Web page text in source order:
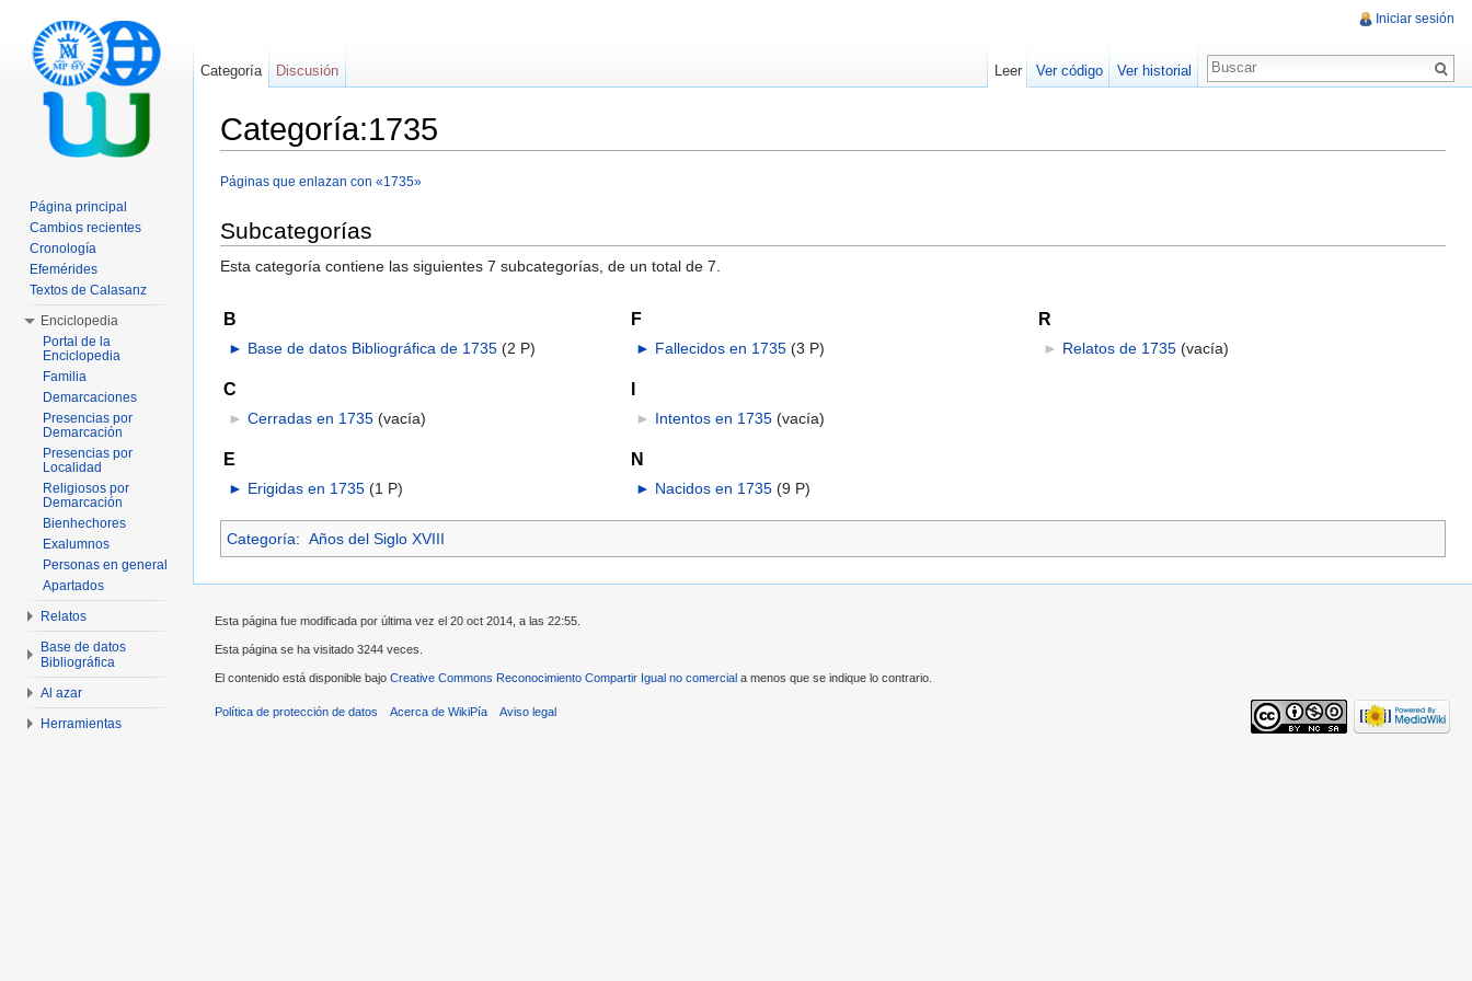
Categoría:1735
Páginas que enlazan con «1735»
Subcategorías
Esta categoría contiene las siguientes 7 subcategorías, de un total de 7.
B
► Base de datos Bibliográfica de 1735‎ (2 P)
C
► Cerradas en 1735‎ (vacía)
E
► Erigidas en 1735‎ (1 P)
F
► Fallecidos en 1735‎ (3 P)
I
► Intentos en 1735‎ (vacía)
N
► Nacidos en 1735‎ (9 P)
R
► Relatos de 1735‎ (vacía)
Categoría: Años del Siglo XVIII
Iniciar sesión
Categoría Discusión Leer Ver código Ver historial
Página principal
Cambios recientes
Cronología
Efemérides
Textos de Calasanz
Enciclopedia
Portal de la
Enciclopedia
Familia
Demarcaciones
Presencias por
Demarcación
Presencias por
Localidad
Religiosos por
Demarcación
Bienhechores
Exalumnos
Personas en general
Apartados
Relatos
Base de datos
Bibliográfica
Al azar
Herramientas
Esta página fue modificada por última vez el 20 oct 2014, a las 22:55.
Esta página se ha visitado 3244 veces.
El contenido está disponible bajo Creative Commons Reconocimiento Compartir Igual no comercial a menos que se indique lo contrario.
Política de protección de datos Acerca de WikiPía Aviso legal